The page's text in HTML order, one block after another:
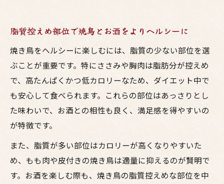
脂質控えめ部位で焼鳥とお酒をよりヘルシーに
焼き鳥をヘルシーに楽しむには、脂質の少ない部位を選
ぶことが重要です。特にささみや胸肉は脂肪分が控えめ
で、高たんぱくかつ低カロリーなため、ダイエット中で
も安心して食べられます。これらの部位はあっさりとし
た味わいで、お酒との相性も良く、満足感を得やすいの
が特徴です。
また、脂質が多い部位はカロリーが高くなりやすいた
め、もも肉や皮付きの焼き鳥は適量に抑えるのが賢明で
す。お酒を楽しむ際も、焼き鳥の脂質控えめな部位を中